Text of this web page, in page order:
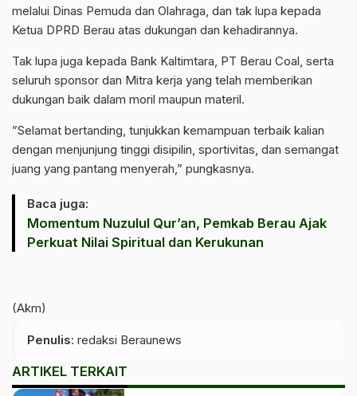
melalui Dinas Pemuda dan Olahraga, dan tak lupa kepada
Ketua DPRD Berau atas dukungan dan kehadirannya.
‎Tak lupa juga kepada Bank Kaltimtara, PT Berau Coal, serta
seluruh sponsor dan Mitra kerja yang telah memberikan
dukungan baik dalam moril maupun materil.
‎”Selamat bertanding, tunjukkan kemampuan terbaik kalian
dengan menjunjung tinggi disipilin, sportivitas, dan semangat
juang yang pantang menyerah,” pungkasnya.
Baca juga:
Momentum Nuzulul Qur’an, Pemkab Berau Ajak
Perkuat Nilai Spiritual dan Kerukunan
‎(Akm)
Penulis: redaksi Beraunews
ARTIKEL TERKAIT